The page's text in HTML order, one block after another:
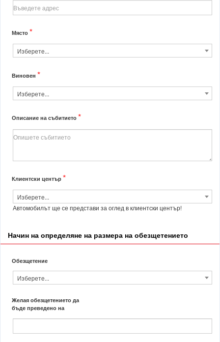
Място*
Изберете...
Виновен*
Изберете...
Описание на събитието*
Клиентски център*
Изберете...
Автомобилът ще се представи за оглед в клиентски център!
Начин на определяне на размера на обезщетението
Обезщетение
Изберете...
Желая обезщетението да
бъде преведено на